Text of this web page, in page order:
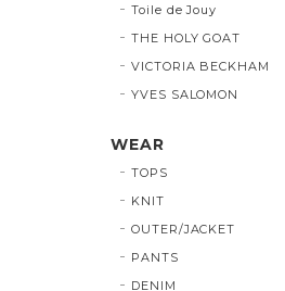
Toile de Jouy
THE HOLY GOAT
VICTORIA BECKHAM
YVES SALOMON
WEAR
TOPS
KNIT
OUTER/JACKET
PANTS
DENIM